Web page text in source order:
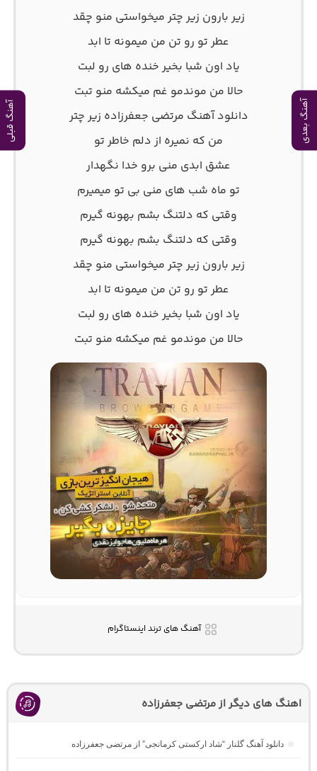
آهنگ بعدی آهنگ قبلی
زیر بارون زیر چتر میخواستی منو چقد
عطر تو رو تن من میمونه تا ابد
یاد اون شبا بخیر خنده های رو لبت
حالا من موندمو غم میکشه منو تبت
دانلود آهنگ مرتضی جعفرزاده زیر چتر
من که نمیره از دلم خاطر تو
عشق ابدی منی برو خدا نگهدار
تو ماه شب های منی بی تو میمیرم
وقتی که دلتنگ بشم بهونه گیرم
وقتی که دلتنگ بشم بهونه گیرم
زیر بارون زیر چتر میخواستی منو چقد
عطر تو رو تن من میمونه تا ابد
یاد اون شبا بخیر خنده های رو لبت
حالا من موندمو غم میکشه منو تبت
آهنگ های ترند اینستاگرام
اهنگ های دیگر از مرتضی جعفرزاده
دانلود آهنگ گلنار “شاد ارکستی کرمانجی” از مرتضی جعفرزاده